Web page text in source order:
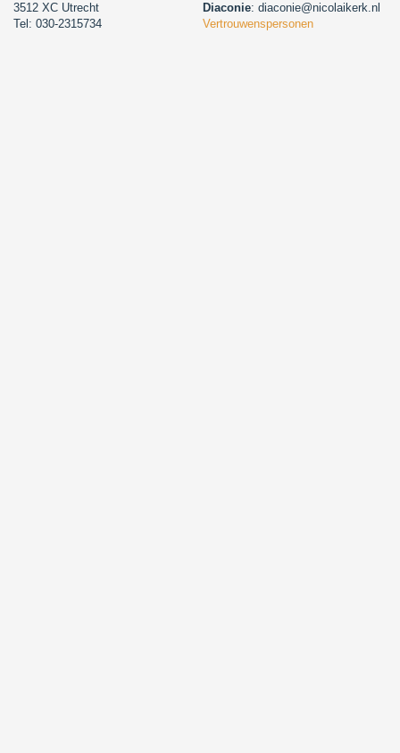
3512 XC Utrecht
Tel: 030-2315734
Diaconie: diaconie@nicolaikerk.nl
Vertrouwenspersonen